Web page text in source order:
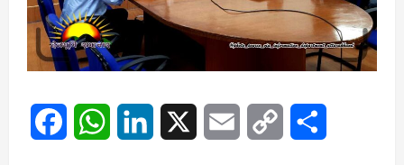
FacebookWhatsAppLinkedIn Email
Copy